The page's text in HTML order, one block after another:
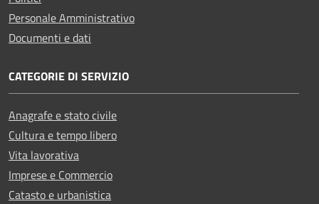
Personale Amministrativo
Documenti e dati
CATEGORIE DI SERVIZIO
Anagrafe e stato civile
Cultura e tempo libero
Vita lavorativa
Imprese e Commercio
Catasto e urbanistica